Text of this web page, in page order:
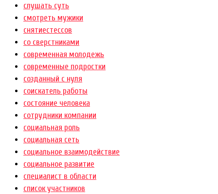
слушать суть
смотреть мужики
снятиестессов
со сверстниками
современная молодежь
современные подростки
созданный с нуля
соискатель работы
состояние человека
сотрудники компании
социальная роль
социальная сеть
социальное взаимодействие
социальное развитие
специалист в области
список участников